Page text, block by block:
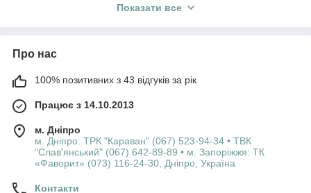
своєї роботи інтернет-магазин DENENBURG завоював
наших менеджерів-консультантів за телефонами: +38 (067)
або напишіть листа: shop.denenburg@ukr.net.
Ми дуже цінуємо Вашу думку, тому пишіть нам коментарі та
відгуки, залишайте ваші побажання та пропозиції. Спасибі!
Доставка товару інтернет-магазину DENENBURG
здійснюється по всіх регіонах України: Вінницька, Волинська,
Дніпропетровська, Житомирська, Закарпатська, Запорізька,
Івано-Франківська, Київська, Кіровоградська, Львівська,
Тернопільська, Харківська, Херсонська, Хмельницька,
Показати все
Про нас
100% позитивних з 43 відгуків за рік
Працює з 14.10.2013
м. Дніпро
м. Дніпро: ТРК "Караван" (067) 523-94-34 • ТВК
"Слав'янський" (067) 642-89-89 • м. Запоріжжя: ТК
«Фаворит» (073) 116-24-30, Дніпро, Україна
Контакти